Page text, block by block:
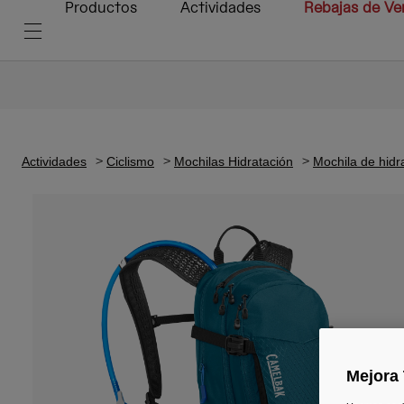
Productos Actividades Rebajas de
Actividades Ciclismo Mochilas Hidratación Mochila de
Mejora